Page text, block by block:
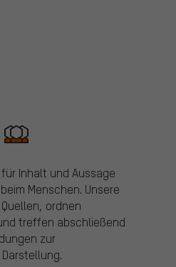
Inhalt und Aussage
Menschen. Unsere
ordnen
treffen abschließend
zur